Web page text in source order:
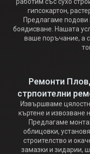
работим със сухо
гипсокартон,
Предлагаме подови
боядисване. Нашата
ваше поръчание, а
Ремонти
стрпоителни
Извършваме
къртене и извозване
Предлагаме
облицовки,
строителство и
замазки и зидарии,